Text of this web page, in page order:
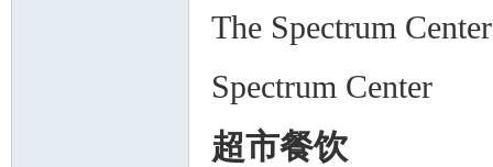
The Spectrum
Spectrum Center
超市餐饮